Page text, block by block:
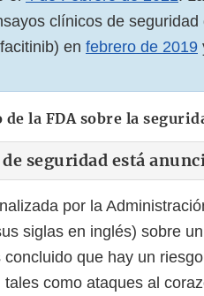
clínicos de
en febrero de 2019
la FDA sobre la
seguridad está
por la
siglas en inglés) sobre
que hay un
como ataques al